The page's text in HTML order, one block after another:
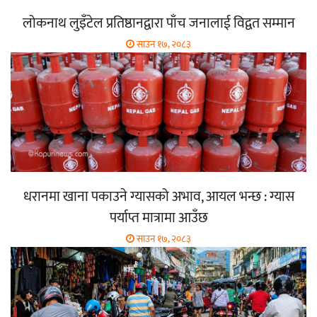
लोकनाथ लुइँटेल प्रतिष्ठानद्वारा पाँच जनालाई विद्वत सम्मान
साउन १७, २०८३
धरानमा खाना पकाउने ग्यासको अभाव, आयल भन्छ : ग्यास
पर्याप्त मात्रामा आउँछ
साउन १७, २०८३